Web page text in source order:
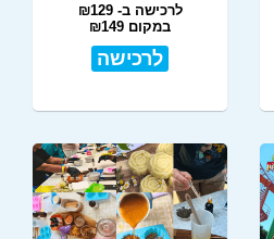
לרכישה ב- ₪129
במקום ₪149
לרכישה